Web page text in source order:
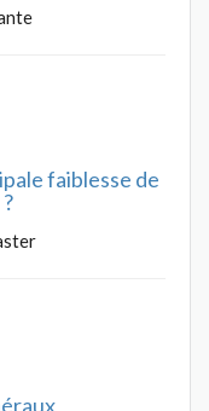
faiblesse de